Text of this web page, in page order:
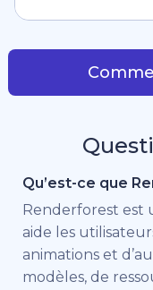
Qu’est-ce que
Renderforest est
aide les
animations et
modèles, de